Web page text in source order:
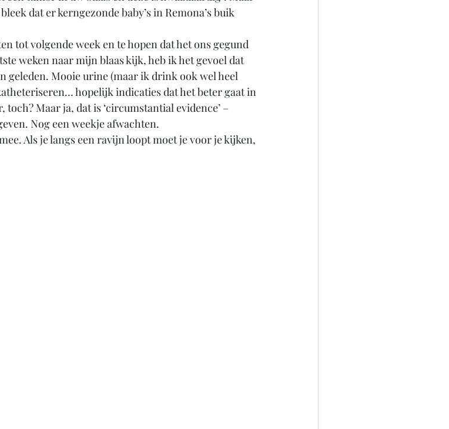
dat er kerngezonde baby’s in Remona’s buik
tot volgende week en te hopen dat het ons gegund
weken naar mijn blaas kijk, heb ik het gevoel dat
geleden. Mooie urine (maar ik drink ook wel heel
hopelijk indicaties dat het beter gaat in
Maar ja, dat is ‘circumstantial evidence’ –
Nog een weekje afwachten.
Als je langs een ravijn loopt moet je voor je kijken,